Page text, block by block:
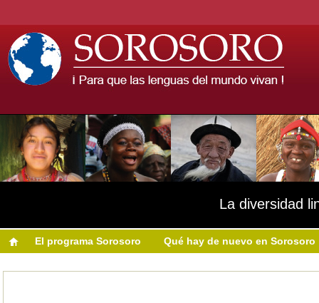
La diversidad
El programa Sorosoro Qué hay de nuevo en Sorosoro